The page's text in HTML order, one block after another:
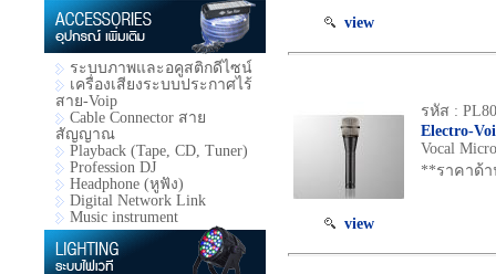
ระบบภาพและอคูสติกดีไซน์
เครื่องเสียงระบบประกาศไร้
สาย-Voip
Cable Connector สาย
สัญญาณ
Playback (Tape, CD, Tuner)
Profession DJ
Headphone (หูฟัง)
Digital Network Link
Music instrument
view
view
รหัส :
Electro-
Vocal
**ราคาด้